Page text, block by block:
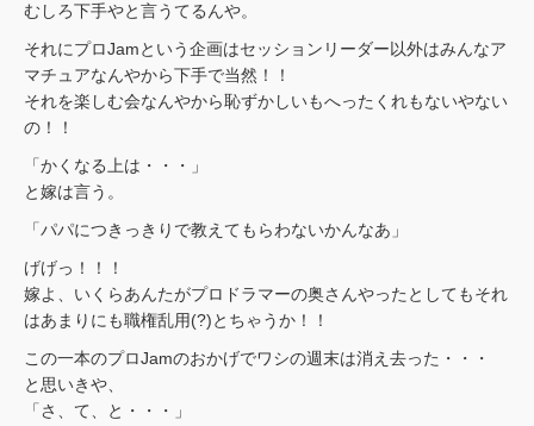
むしろ下手やと言うてるんや。
それにプロJamという企画はセッションリーダー以外はみんなア
マチュアなんやから下手で当然！！
それを楽しむ会なんやから恥ずかしいもへったくれもないやない
の！！
「かくなる上は・・・」
と嫁は言う。
「パパにつきっきりで教えてもらわないかんなあ」
げげっ！！！
嫁よ、いくらあんたがプロドラマーの奥さんやったとしてもそれ
はあまりにも職権乱用(?)とちゃうか！！
この一本のプロJamのおかげでワシの週末は消え去った・・・
と思いきや、
「さ、て、と・・・」